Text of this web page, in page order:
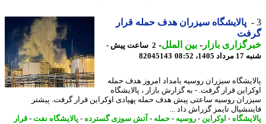
پالایشگاه سیزران هدف حمله قرار
بازار- بین الملل- 2 ساعت پیش -
08:52
82045143
سیزران روسیه بامداد امروز هدف حمله
قرار گرفت. - به گزارش بازار ، پالایشگاه
روسیه ساعتی پیش هدف حمله پهپادی اوکراین قرار گرفت. پیشتر
تایمز گزراش داد ...
-اوکراین- روسیه-حمله-آتش سوزی گسترده- پالایشگاه نفت -قرار